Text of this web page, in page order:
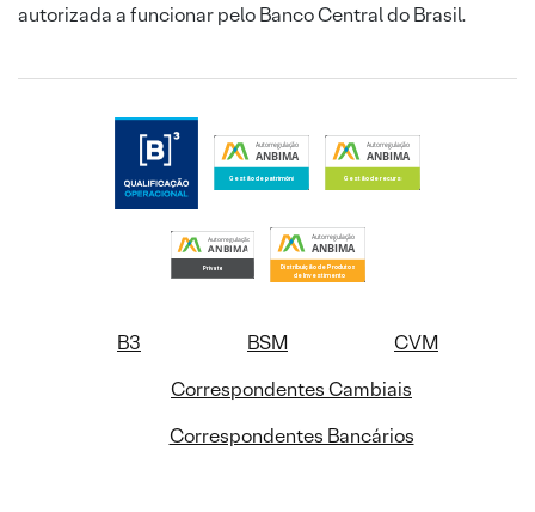
autorizada a funcionar pelo Banco Central do Brasil.
B3 BSM
CVM
Correspondentes Cambiais
Correspondentes Bancários